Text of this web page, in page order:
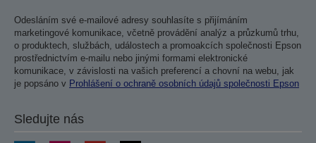
Odesláním své e-mailové adresy souhlasíte s přijímáním
marketingové komunikace, včetně provádění analýz a průzkumů trhu,
o produktech, službách, událostech a promoakcích společnosti Epson
prostřednictvím e-mailu nebo jinými formami elektronické
komunikace, v závislosti na vašich preferencí a chovní na webu, jak
je popsáno v Prohlášení o ochraně osobních údajů společnosti Epson
Sledujte nás